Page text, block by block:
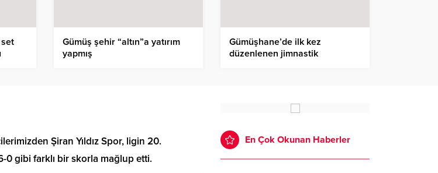
Gümüş şehir “altın”a yatırım
yapmış
Gümüşhane’de ilk kez
düzenlenen jimnastik
Şiran Yıldız Spor, ligin 20.
0 gibi farklı bir skorla mağlup etti.
En Çok Okunan Haberler